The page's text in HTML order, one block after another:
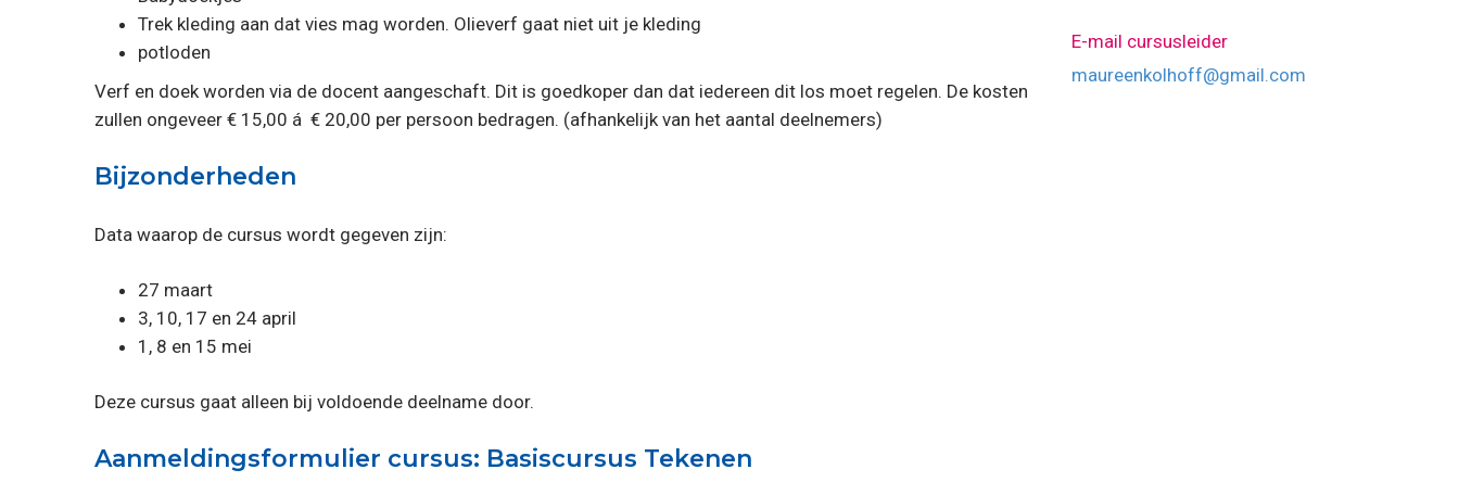
Trek kleding aan dat vies mag worden. Olieverf gaat niet uit je kleding
potloden
Verf en doek worden via de docent aangeschaft. Dit is goedkoper dan dat iedereen dit los moet regelen. De kosten
zullen ongeveer € 15,00 á € 20,00 per persoon bedragen. (afhankelijk van het aantal deelnemers)
Bijzonderheden
Data waarop de cursus wordt gegeven zijn:
27 maart
3, 10, 17 en 24 april
1, 8 en 15 mei
Deze cursus gaat alleen bij voldoende deelname door.
Aanmeldingsformulier cursus: Basiscursus Tekenen
E-mail cursusleider
maureenkolhoff@gmail.com